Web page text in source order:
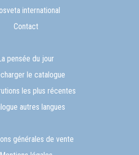
international
Contact
pensée du jour
le catalogue
les plus récentes
autres langues
générales de vente